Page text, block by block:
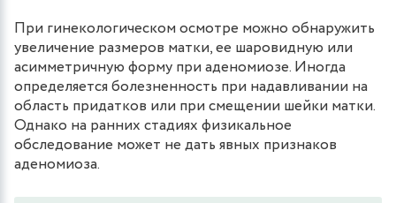
При гинекологическом осмотре можно обнаружить
увеличение размеров матки, ее шаровидную или
асимметричную форму при аденомиозе. Иногда
определяется болезненность при надавливании на
область придатков или при смещении шейки матки.
Однако на ранних стадиях физикальное
обследование может не дать явных признаков
аденомиоза.